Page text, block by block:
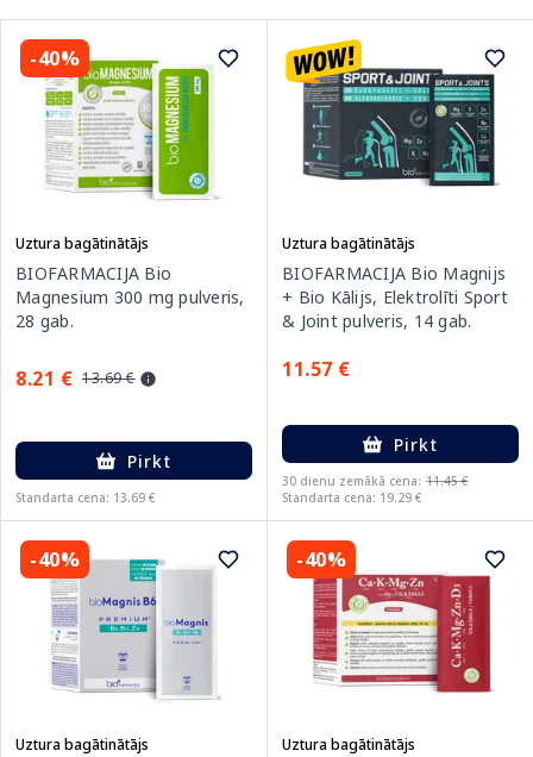
-40%
Uztura bagātinātājs
BIOFARMACIJA Bio
Magnesium 300 mg pulveris,
28 gab.
8.21 € 13.69 €
Pirkt
Standarta cena: 13.69 €
Uztura bagātinātājs
BIOFARMACIJA Bio Magnijs
+ Bio Kālijs, Elektrolīti Sport
& Joint pulveris, 14 gab.
11.57 €
Pirkt
30 dienu zemākā cena: 11.45 €
Standarta cena: 19.29 €
-40%
Uztura bagātinātājs
-40%
Uztura bagātinātājs